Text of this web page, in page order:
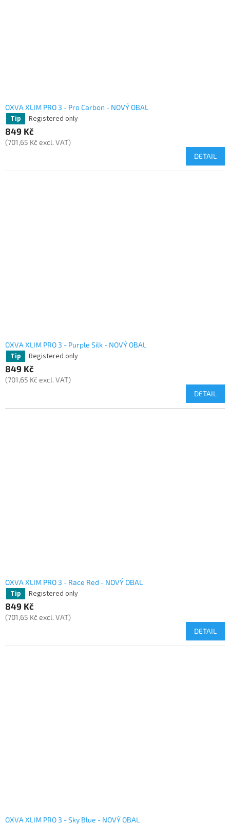
OXVA XLIM PRO 3 - Pro Carbon - NOVÝ OBAL
Tip
Registered only
849 Kč
(701,65 Kč excl. VAT)
DETAIL
OXVA XLIM PRO 3 - Purple Silk - NOVÝ OBAL
Tip
Registered only
849 Kč
(701,65 Kč excl. VAT)
DETAIL
OXVA XLIM PRO 3 - Race Red - NOVÝ OBAL
Tip
Registered only
849 Kč
(701,65 Kč excl. VAT)
DETAIL
OXVA XLIM PRO 3 - Sky Blue - NOVÝ OBAL